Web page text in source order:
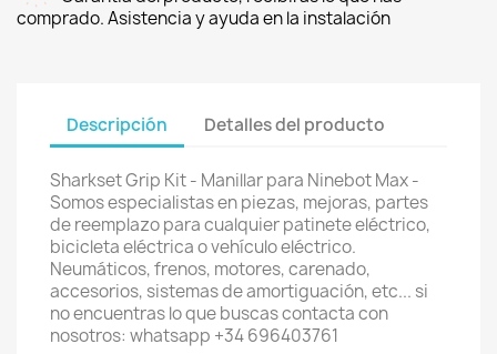
comprado. Asistencia y ayuda en la instalación
Descripción Detalles del producto
Sharkset Grip Kit - Manillar para Ninebot Max -
Somos especialistas en piezas, mejoras, partes
de reemplazo para cualquier patinete eléctrico,
bicicleta eléctrica o vehículo eléctrico.
Neumáticos, frenos, motores, carenado,
accesorios, sistemas de amortiguación, etc... si
no encuentras lo que buscas contacta con
nosotros: whatsapp +34 696403761